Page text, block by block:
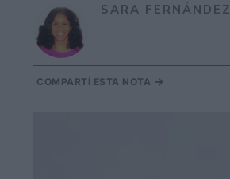
SARA FERNÁNDEZ
COMPARTÍ ESTA NOTA